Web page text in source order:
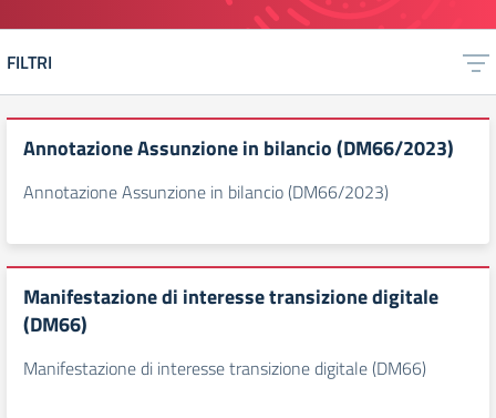
FILTRI
Annotazione Assunzione in bilancio (DM66/2023)
Annotazione Assunzione in bilancio (DM66/2023)
Manifestazione di interesse transizione digitale
(DM66)
Manifestazione di interesse transizione digitale (DM66)